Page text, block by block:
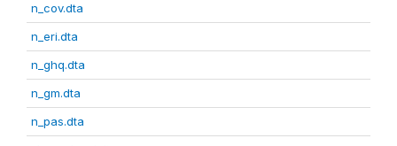
n_cov.dta
n_eri.dta
n_ghq.dta
n_gm.dta
n_pas.dta